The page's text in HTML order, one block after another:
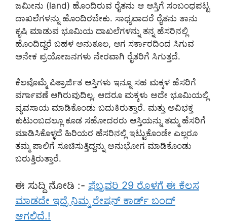
ಜಮೀನು (land) ಹೊಂದಿರುವ ರೈತನು ಆ ಆಸ್ತಿಗೆ ಸಂಬಂಧಪಟ್ಟ
ದಾಖಲೆಗಳನ್ನು ಹೊಂದಿರಬೇಕು. ಸಾಧ್ಯವಾದರೆ ರೈತನು ತಾನು
ಕೃಷಿ ಮಾಡುವ ಭೂಮಿಯ ದಾಖಲೆಗಳನ್ನು ತನ್ನ ಹೆಸರಿನಲ್ಲಿ
ಹೊಂದಿದ್ದರೆ ಬಹಳ ಅನುಕೂಲ, ಆಗ ಸರ್ಕಾರದಿಂದ ಸಿಗುವ
ಅನೇಕ ಪ್ರಯೋಜನಗಳು ನೇರವಾಗಿ ರೈತರಿಗೆ ಸಿಗುತ್ತದೆ.
ಕೆಲವೊಮ್ಮೆ ಪಿತ್ರಾರ್ಜಿತ ಆಸ್ತಿಗಳು ಇನ್ನೂ ಸಹ ಮಕ್ಕಳ ಹೆಸರಿಗೆ
ವರ್ಗಾವಣೆ ಆಗಿರುವುದಿಲ್ಲ, ಆದರೂ ಮಕ್ಕಳು ಅದೇ ಭೂಮಿಯಲ್ಲಿ
ವ್ಯವಸಾಯ ಮಾಡಿಕೊಂಡು ಬದುಕಿರುತ್ತಾರೆ. ಮತ್ತು ಅವಿಭಕ್ತ
ಕುಟುಂಬದಲ್ಲೂ ಕೂಡ ಸಹೋದರರು ಆಸ್ತಿಯನ್ನು ತಮ್ಮ ಹೆಸರಿಗೆ
ಮಾಡಿಸಿಕೊಳ್ಳದೆ ಹಿರಿಯರ ಹೆಸರಿನಲ್ಲಿ ಇಟ್ಟುಕೊಂಡೇ ಎಲ್ಲರೂ
ತಮ್ಮ ಪಾಲಿಗೆ ಸೂಚಿಸುತ್ತಿದ್ದನ್ನು ಅನುಭೋಗ ಮಾಡಿಕೊಂಡು
ಬರುತ್ತಿರುತ್ತಾರೆ.
ಈ ಸುದ್ದಿ ನೋಡಿ :- ಫೆಬ್ರವರಿ 29 ರೊಳಗೆ ಈ ಕೆಲಸ
ಮಾಡದೇ ಇದ್ರೆ ನಿಮ್ಮ ರೇಷನ್ ಕಾರ್ಡ್ ಬಂದ್
ಆಗಲಿದೆ.!